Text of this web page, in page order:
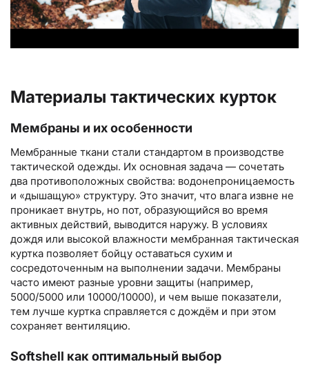
Материалы тактических курток
Мембраны и их особенности
Мембранные ткани стали стандартом в производстве
тактической одежды. Их основная задача — сочетать
два противоположных свойства: водонепроницаемость
и «дышащую» структуру. Это значит, что влага извне не
проникает внутрь, но пот, образующийся во время
активных действий, выводится наружу. В условиях
дождя или высокой влажности мембранная тактическая
куртка позволяет бойцу оставаться сухим и
сосредоточенным на выполнении задачи. Мембраны
часто имеют разные уровни защиты (например,
5000/5000 или 10000/10000), и чем выше показатели,
тем лучше куртка справляется с дождём и при этом
сохраняет вентиляцию.
Softshell как оптимальный выбор